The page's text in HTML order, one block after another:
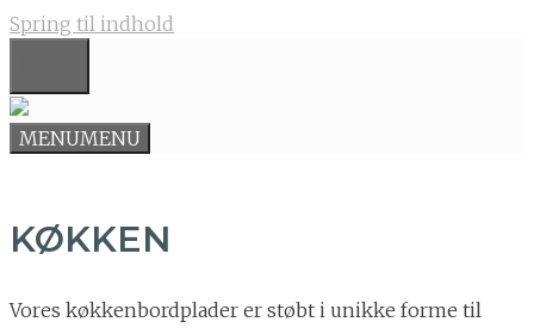
Spring til indhold
MENUMENU
KØKKEN
Vores køkkenbordplader er støbt i unikke forme til